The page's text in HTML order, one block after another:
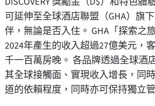
可延伸至全球酒店聯盟（GHA）旗
伴，無論是否入住。 GHA「探索之
2024年產生的收入超過27億美元，
千一百萬房晚。 各品牌透過全球酒
其全球接觸面、實現收入增長，同
道的依賴程度，同時亦可保持獨立